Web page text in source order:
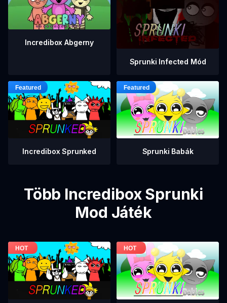
Incredibox Abgerny
Sprunki Infected Mód
Incredibox Sprunked Sprunki Babák
Több Incredibox Sprunki
Mod Játék